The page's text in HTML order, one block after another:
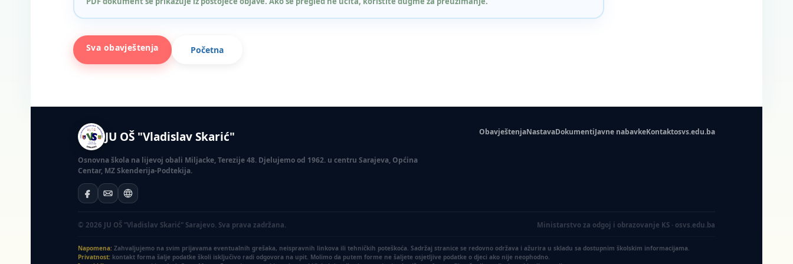
Sva obavještenja Početna
JU OŠ "Vladislav Skarić"
Osnovna škola na lijevoj obali Miljacke, Terezije 48. Djelujemo od 1962. u centru Sarajeva, Općina
Centar, MZ Skenderija-Podtekija.
ObavještenjaNastavaDokumentiJavne nabavkeKontaktosvs.edu.ba
© 2026 JU OŠ "Vladislav Skarić" Sarajevo. Sva prava zadržana. Ministarstvo za odgoj i obrazovanje KS · osvs.edu.ba
Napomena: Zahvaljujemo na svim prijavama eventualnih grešaka, neispravnih linkova ili tehničkih poteškoća. Sadržaj stranice se redovno održava i ažurira u skladu sa dostupnim školskim informacijama.
Privatnost: kontakt forma šalje podatke školi isključivo radi odgovora na upit. Molimo da putem forme ne šaljete osjetljive podatke o djeci ako nije neophodno.